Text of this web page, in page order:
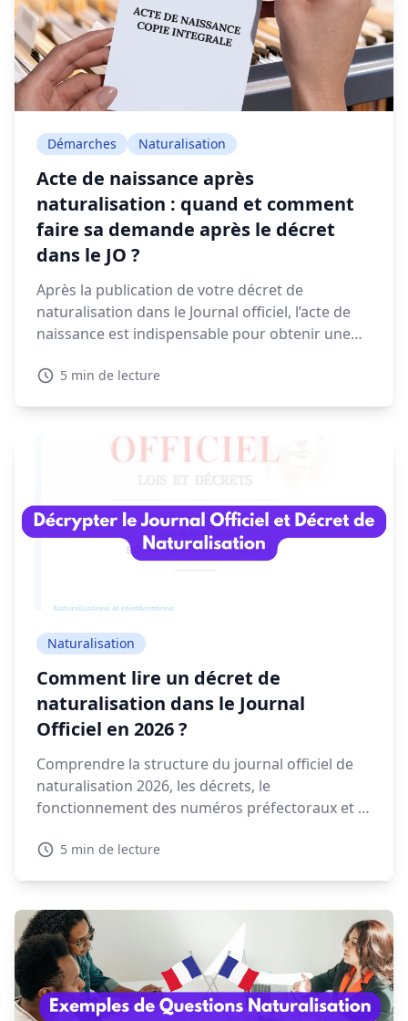
Démarches Naturalisation
Acte de naissance après
naturalisation : quand et comment
faire sa demande après le décret
dans le JO ?
Après la publication de votre décret de
naturalisation dans le Journal officiel, l’acte de
naissance est indispensable pour obtenir une
administratives. Voyons dans ce guide quand et
5 min de lecture
Naturalisation
Comment lire un décret de
naturalisation dans le Journal
Officiel en 2026 ?
Comprendre la structure du journal officiel de
naturalisation 2026, les décrets, le
fonctionnement des numéros préfectoraux et la
essentiel pour retrouver votre décret.
5 min de lecture